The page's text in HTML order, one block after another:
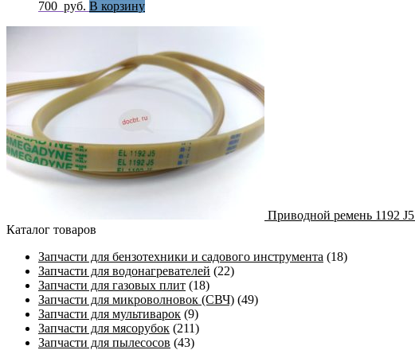
700 руб. В корзину
Приводной ремень 1192 J5
Каталог товаров
Запчасти для бензотехники и садового инструмента (18)
Запчасти для водонагревателей (22)
Запчасти для газовых плит (18)
Запчасти для микроволновок (СВЧ) (49)
Запчасти для мультиварок (9)
Запчасти для мясорубок (211)
Запчасти для пылесосов (43)